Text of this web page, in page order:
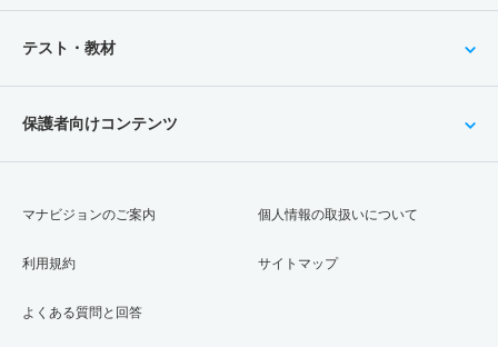
テスト・教材
保護者向けコンテンツ
マナビジョンのご案内
利用規約
よくある質問と回答
個人情報の取扱いについて
サイトマップ